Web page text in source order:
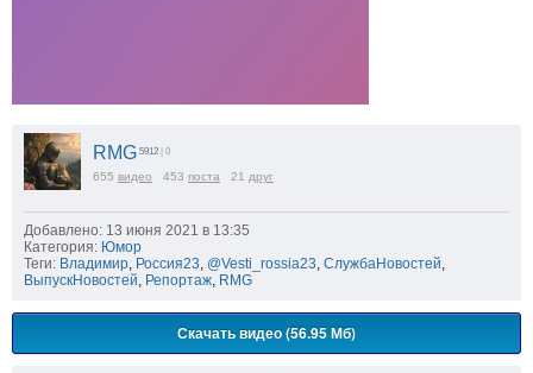
RMG 5912 | 0
655 видео 453 поста 21 друг
Добавлено: 13 июня 2021 в 13:35
Категория: Юмор
Теги: Владимир Россия23 @Vesti_rossia23 СлужбаНовостей
ВыпускНовостей Репортаж RMG
Скачать видео (56.95 Мб)